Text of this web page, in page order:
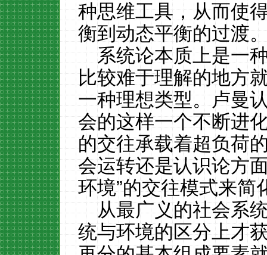
种思维工具，从而使
衡到动态平衡的过渡
系统论本质上是一
比较难于理解的地方
一种理想类型。卢曼
会的这样一个不断进
的交往承载着超负荷
会运转还是认识论方
环境”的交往模式来简
从最广义的社会系
统与环境的区分上才